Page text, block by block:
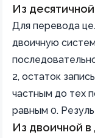
Из
Для перевода
двоичную
2, остаток
частным до тех
равным 0.
Из двоичной